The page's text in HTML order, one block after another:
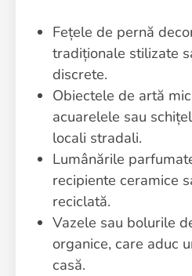
Fețele de pernă
tradiționale stilizate
discrete.
Obiectele de artă
acuarelele sau
locali stradali.
Lumânările
recipiente ceramice
reciclată.
Vazele sau bolurile
organice, care aduc
casă.